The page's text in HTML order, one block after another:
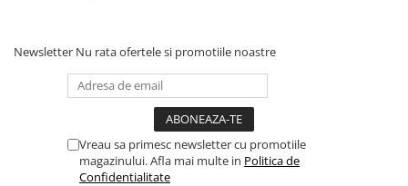
Newsletter Nu rata ofertele si promotiile noastre
Vreau sa primesc newsletter cu promotiile
magazinului. Afla mai multe in Politica de
Confidentialitate